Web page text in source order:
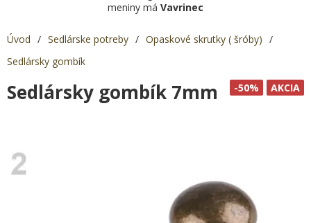
meniny má Vavrinec
Úvod / Sedlárske potreby / Opaskové skrutky ( šróby) /
Sedlársky gombík
AKCIA
-50%
Sedlársky gombík 7mm